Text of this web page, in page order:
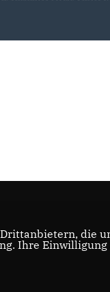
die
Ihre Einwilligung